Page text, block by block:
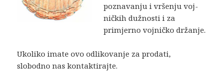
poznavanju i vršenju voj­
ničkih dužnosti i za
primjerno vojničko dr­žanje.
Ukoliko imate ovo odlikovanje za prodati,
slobodno nas kontaktirajte.